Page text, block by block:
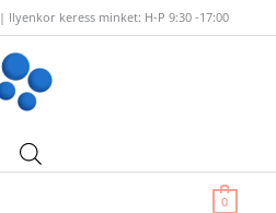
| Ilyenkor keress minket: H-P 9:30 -17:00
0